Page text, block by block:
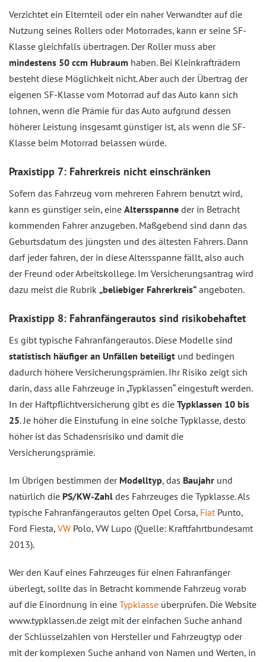
Verzichtet ein Elternteil oder ein naher Verwandter auf die
Nutzung seines Rollers oder Motorrades, kann er seine SF-
Klasse gleichfalls übertragen. Der Roller muss aber
mindestens 50 ccm Hubraum haben. Bei Kleinkrafträdern
besteht diese Möglichkeit nicht. Aber auch der Übertrag der
eigenen SF-Klasse vom Motorrad auf das Auto kann sich
lohnen, wenn die Prämie für das Auto aufgrund dessen
höherer Leistung insgesamt günstiger ist, als wenn die SF-
Klasse beim Motorrad belassen würde.
Praxistipp 7: Fahrerkreis nicht einschränken
Sofern das Fahrzeug vorn mehreren Fahrern benutzt wird,
kann es günstiger sein, eine Altersspanne der in Betracht
kommenden Fahrer anzugeben. Maßgebend sind dann das
Geburtsdatum des jüngsten und des ältesten Fahrers. Dann
darf jeder fahren, der in diese Altersspanne fällt, also auch
der Freund oder Arbeitskollege. Im Versicherungsantrag wird
dazu meist die Rubrik „beliebiger Fahrerkreis“ angeboten.
Praxistipp 8: Fahranfängerautos sind risikobehaftet
Es gibt typische Fahranfängerautos. Diese Modelle sind
statistisch häufiger an Unfällen beteiligt und bedingen
dadurch höhere Versicherungsprämien. Ihr Risiko zeigt sich
darin, dass alle Fahrzeuge in „Typklassen“ eingestuft werden.
In der Haftpflichtversicherung gibt es die Typklassen 10 bis
25. Je höher die Einstufung in eine solche Typklasse, desto
höher ist das Schadensrisiko und damit die
Versicherungsprämie.
Im Übrigen bestimmen der Modelltyp, das Baujahr und
natürlich die PS/KW-Zahl des Fahrzeuges die Typklasse. Als
typische Fahranfängerautos gelten Opel Corsa, FiatPunto,
Ford Fiesta, VW Polo, VW Lupo (Quelle: Kraftfahrtbundesamt
2013).
Wer den Kauf eines Fahrzeuges für einen Fahranfänger
überlegt, sollte das in Betracht kommende Fahrzeug vorab
auf die Einordnung in eine Typklasse überprüfen. Die Website
www.typklassen.de zeigt mit der einfachen Suche anhand
der Schlüsselzahlen von Hersteller und Fahrzeugtyp oder
mit der komplexen Suche anhand von Namen und Werten, in